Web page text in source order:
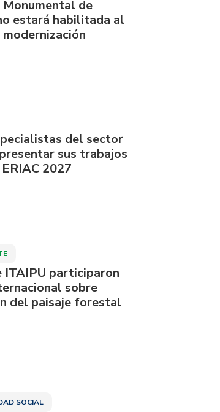
de
estará habilitada al
del sector
sus trabajos
2027
ITAIPU participaron
sobre
del paisaje forestal
SOCIAL